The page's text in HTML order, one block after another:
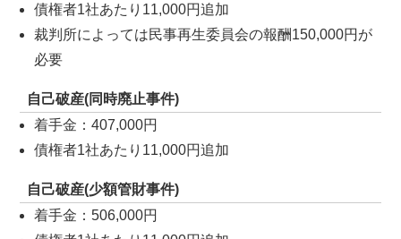
債権者1社あたり11,000円追加
裁判所によっては民事再生委員会の報酬150,000円が
必要
自己破産(同時廃止事件)
着手金：407,000円
債権者1社あたり11,000円追加
自己破産(少額管財事件)
着手金：506,000円